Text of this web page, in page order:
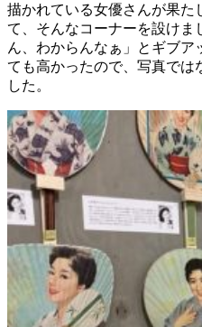
描かれている女優さんが果た
て、そんなコーナーを設けま
ん、わからんなぁ」とギブア
ても高かったので、写真では
した。